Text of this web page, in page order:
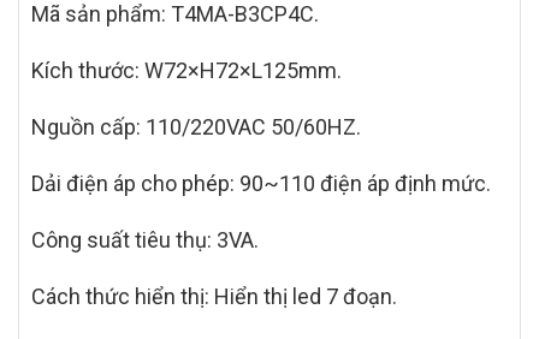
Mã sản phẩm: T4MA-B3CP4C.
Kích thước: W72×H72×L125mm.
Nguồn cấp: 110/220VAC 50/60HZ.
Dải điện áp cho phép: 90~110 điện áp định mức.
Công suất tiêu thụ: 3VA.
Cách thức hiển thị: Hiển thị led 7 đoạn.